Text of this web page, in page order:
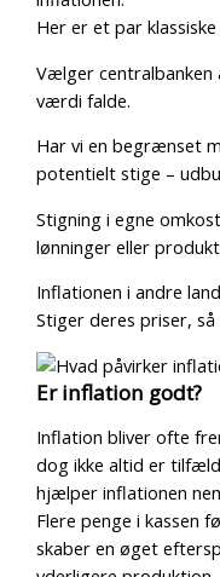
Her er et par
Vælger centralbanken
værdi falde.
Har vi en begrænset
potentielt stige –
Stigning i egne
lønninger eller
Inflationen i andre
Stiger deres priser, så
Er inflation godt?
Inflation bliver ofte
dog ikke altid er
hjælper inflationen
Flere penge i kassen
skaber en øget